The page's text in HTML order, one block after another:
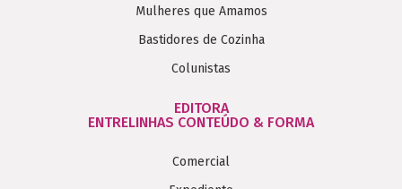
Mulheres que Amamos
Bastidores de Cozinha
Colunistas
EDITORA
ENTRELINHAS CONTEÚDO & FORMA
Comercial